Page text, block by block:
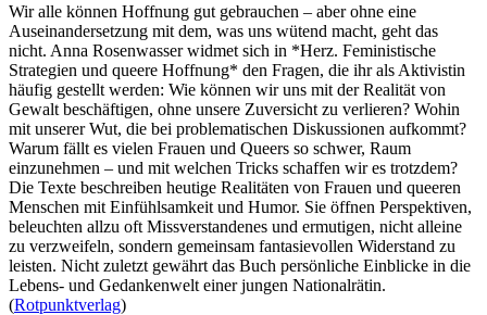
Wir alle können Hoffnung gut gebrauchen – aber ohne eine
Auseinandersetzung mit dem, was uns wütend macht, geht das
nicht. Anna Rosenwasser widmet sich in *Herz. Feministische
Strategien und queere Hoffnung* den Fragen, die ihr als Aktivistin
häufig gestellt werden: Wie können wir uns mit der Realität von
Gewalt beschäftigen, ohne unsere Zuversicht zu verlieren? Wohin
mit unserer Wut, die bei problematischen Diskussionen aufkommt?
Warum fällt es vielen Frauen und Queers so schwer, Raum
einzunehmen – und mit welchen Tricks schaffen wir es trotzdem?
Die Texte beschreiben heutige Realitäten von Frauen und queeren
Menschen mit Einfühlsamkeit und Humor. Sie öffnen Perspektiven,
beleuchten allzu oft Missverstandenes und ermutigen, nicht alleine
zu verzweifeln, sondern gemeinsam fantasievollen Widerstand zu
leisten. Nicht zuletzt gewährt das Buch persönliche Einblicke in die
Lebens- und Gedankenwelt einer jungen Nationalrätin.
(Rotpunktverlag)